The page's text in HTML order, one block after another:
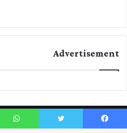
Advertisement
Facebook
Twitter
WhatsApp